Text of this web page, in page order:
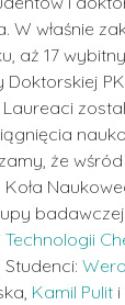
W właśnie
aż 17
Doktorskiej
że
badawczej
Technologii
. Studenci:
Kamil Pulit